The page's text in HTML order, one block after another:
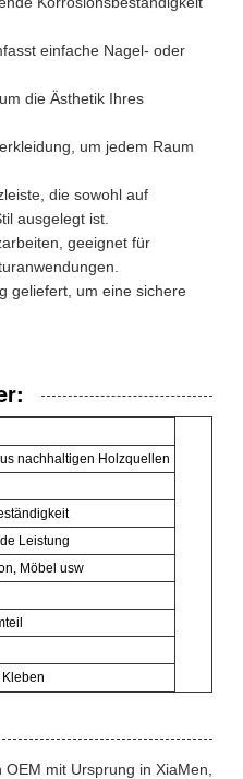
einfache Nagel- oder
die Ästhetik Ihres
um jedem Raum
die sowohl auf
ausgelegt ist.
geeignet für
geliefert, um eine sichere
nachhaltigen Holzquellen
Leistung
Möbel usw
mit Ursprung in XiaMen,